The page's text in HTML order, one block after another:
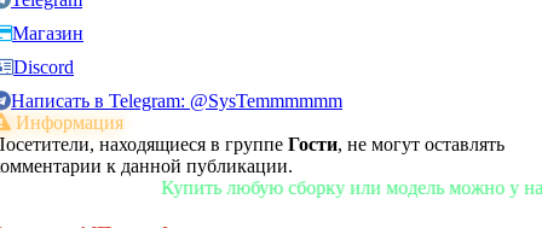
Магазин
Discord
Написать в Telegram: @SysTemmmmmm
Информация
находящиеся в группе Гости, не могут оставлять
к данной публикации.
Купить любую сборку или модель можно у нас в